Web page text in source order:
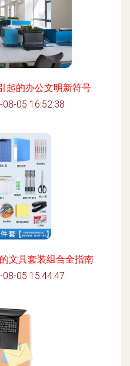
起的办公文明新符号
05 16:52:38
文具套装组合全指南
05 15:44:47